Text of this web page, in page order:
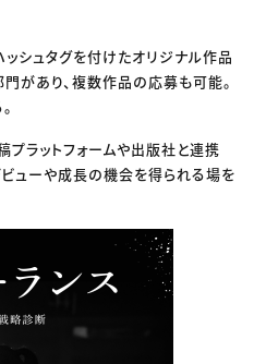
シュタグを付けたオリジナル作品
があり、複数作品の応募も可能。
ラットフォームや出版社と連携
ューや成長の機会を得られる場を